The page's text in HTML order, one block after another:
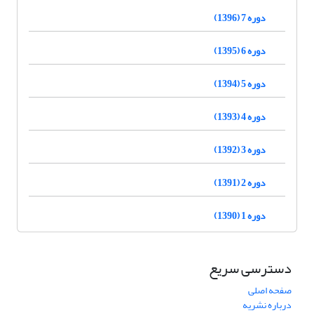
دوره 7 (1396)
دوره 6 (1395)
دوره 5 (1394)
دوره 4 (1393)
دوره 3 (1392)
دوره 2 (1391)
دوره 1 (1390)
دسترسی سریع
صفحه اصلی
درباره نشریه